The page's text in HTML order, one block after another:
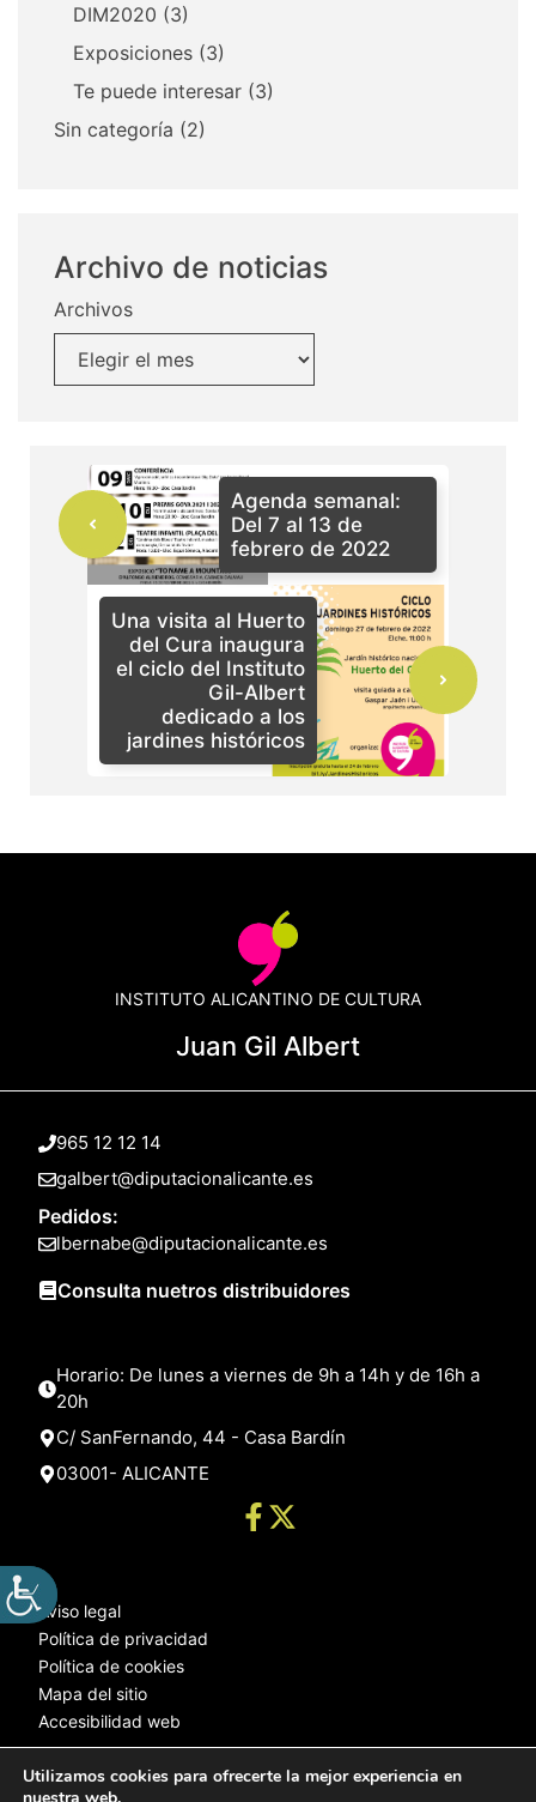
DIM2020 (3)
Exposiciones (3)
Te puede interesar (3)
Sin categoría (2)
Archivo de noticias
Archivos
Agenda semanal:
Del 7 al 13 de
febrero de 2022
Una visita al Huerto
del Cura inaugura
el ciclo del Instituto
Gil-Albert
dedicado a los
jardines históricos
INSTITUTO ALICANTINO DE CULTURA
Juan Gil Albert
965 12 12 14
galbert@diputacionalicante.es
Pedidos:
lbernabe@diputacionalicante.es
Consulta nuetros distribuidores
Horario: De lunes a viernes de 9h a 14h y de 16h a
20h
C/ SanFernando, 44 - Casa Bardín
03001- ALICANTE
Aviso legal
Política de privacidad
Política de cookies
Mapa del sitio
Accesibilidad web
Utilizamos cookies para ofrecerte la mejor experiencia en